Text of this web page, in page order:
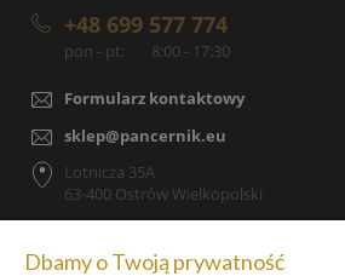
+48 699 577 774
pon - pt: 8:00 - 17:30
Formularz kontaktowy
sklep@pancernik.eu
Lotnicza 35A
63-400 Ostrów Wielkopolski
Dbamy o Twoją prywatność